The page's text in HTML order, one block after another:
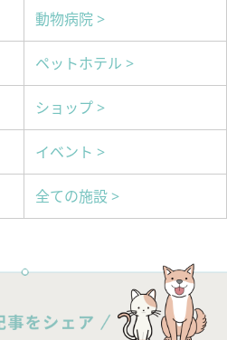
動物病院 >
ペットホテル >
ショップ >
イベント >
全ての施設 >